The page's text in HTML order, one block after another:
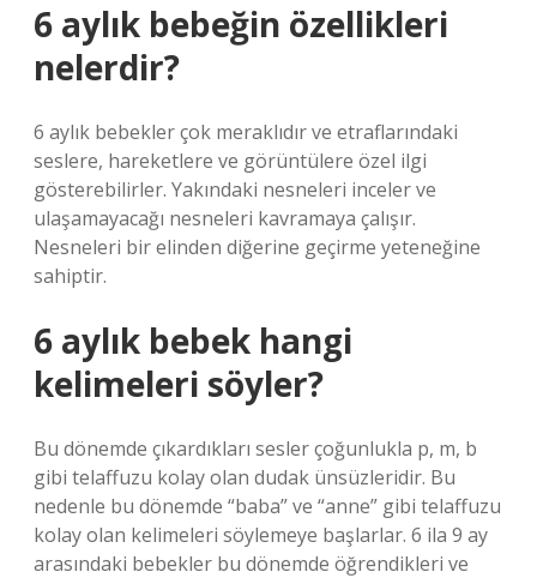
6 aylık bebeğin özellikleri
nelerdir?
6 aylık bebekler çok meraklıdır ve etraflarındaki
seslere, hareketlere ve görüntülere özel ilgi
gösterebilirler. Yakındaki nesneleri inceler ve
ulaşamayacağı nesneleri kavramaya çalışır.
Nesneleri bir elinden diğerine geçirme yeteneğine
sahiptir.
6 aylık bebek hangi
kelimeleri söyler?
Bu dönemde çıkardıkları sesler çoğunlukla p, m, b
gibi telaffuzu kolay olan dudak ünsüzleridir. Bu
nedenle bu dönemde “baba” ve “anne” gibi telaffuzu
kolay olan kelimeleri söylemeye başlarlar. 6 ila 9 ay
arasındaki bebekler bu dönemde öğrendikleri ve